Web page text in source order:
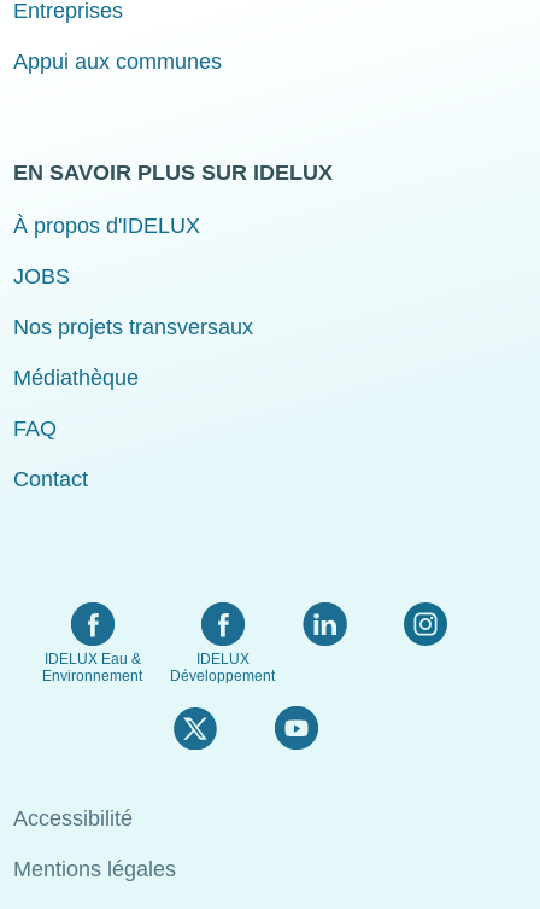
Entreprises
Appui aux communes
EN SAVOIR PLUS SUR IDELUX
À propos d'IDELUX
JOBS
Nos projets transversaux
Médiathèque
FAQ
Contact
IDELUX Eau &
Environnement
IDELUX
Développement
Menu
de
Accessibilité
Mentions légales